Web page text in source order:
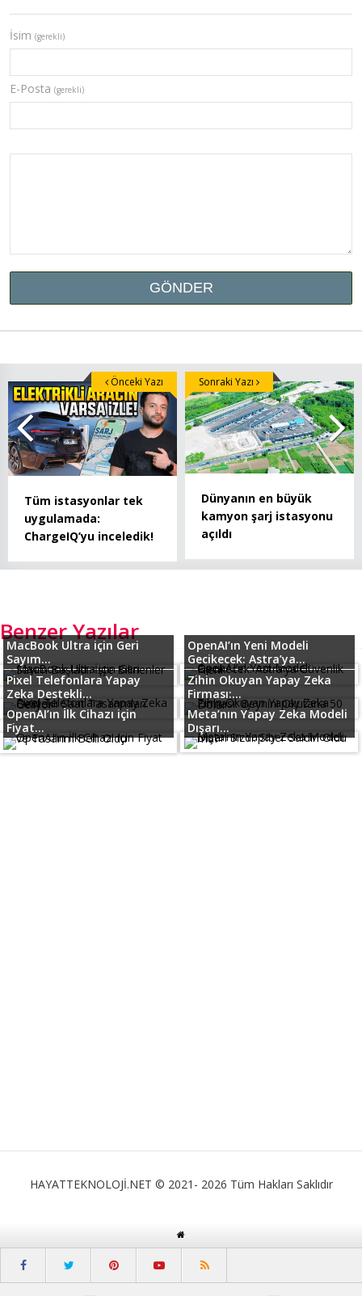
İsim (gerekli)
E-Posta (gerekli)
Tüm istasyonlar tek
uygulamada:
ChargeIQ’yu inceledik!
Önceki Yazı
Dünyanın en büyük
kamyon şarj istasyonu
açıldı
Sonraki Yazı
Benzer Yazılar
MacBook Ultra için Geri
Sayım...
OpenAI’ın Yeni Modeli
Gecikecek: Astra’ya...
Pixel Telefonlara Yapay
Zeka Destekli...
Zihin Okuyan Yapay Zeka
Firması:...
OpenAI’ın İlk Cihazı için
Fiyat...
Meta’nın Yapay Zeka Modeli
Dışarı...
HAYATTEKNOLOJİ.NET © 2021- 2026 Tüm Hakları Saklıdır